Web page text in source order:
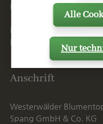
E
info@spang.de
Mo. - Do. 07:15 - 16:00
Fr. bis 14:00 Uhr
Anschrift
Westerwälder
Spang GmbH & Co. KG
Nur
Alle